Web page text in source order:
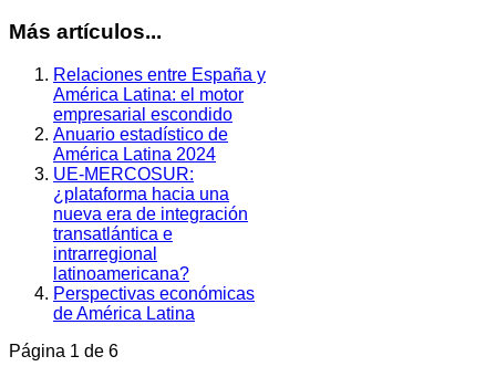
Más artículos...
Relaciones entre España y
América Latina: el motor
empresarial escondido
Anuario estadístico de
América Latina 2024
UE-MERCOSUR:
¿plataforma hacia una
nueva era de integración
transatlántica e
intrarregional
latinoamericana?
Perspectivas económicas
de América Latina
Página 1 de 6